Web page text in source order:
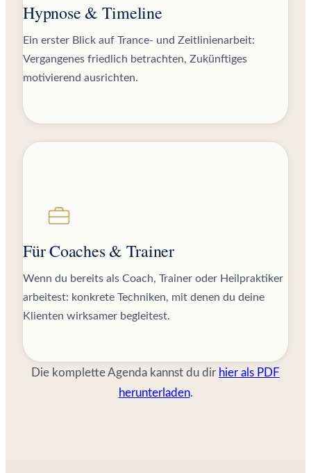
Hypnose & Timeline
Ein erster Blick auf Trance- und Zeitlinienarbeit:
Vergangenes friedlich betrachten, Zukünftiges
motivierend ausrichten.
Für Coaches & Trainer
Wenn du bereits als Coach, Trainer oder Heilpraktiker
arbeitest: konkrete Techniken, mit denen du deine
Klienten wirksamer begleitest.
Die komplette Agenda kannst du dir hier als PDF
herunterladen.